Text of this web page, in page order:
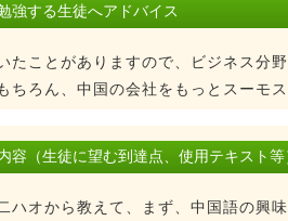
強する生徒へアドバイス
たことがありますので、ビジネス分野
ちろん、中国の会社をもっとスーモ
容（生徒に望む到達点、使用テキスト等
ハオから教えて、まず、中国語の興